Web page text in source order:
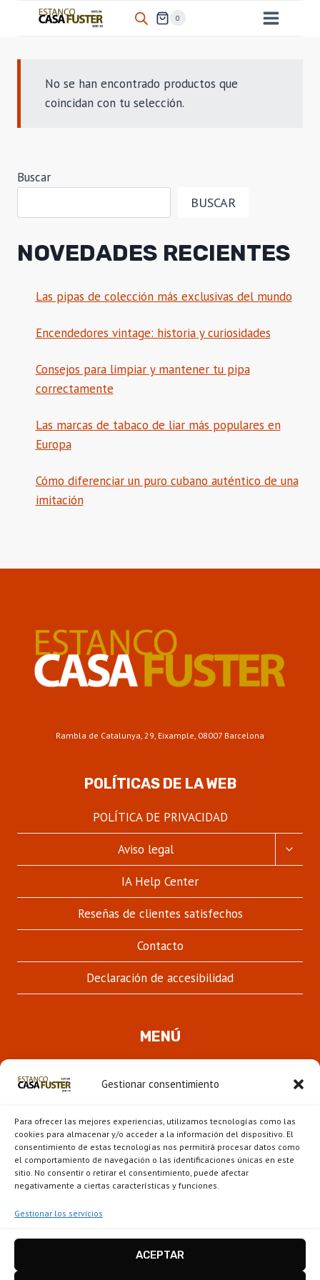
Gestionar consentimiento
Para ofrecer las mejores experiencias, utilizamos tecnologías como las
cookies para almacenar y/o acceder a la información del dispositivo. El
consentimiento de estas tecnologías nos permitirá procesar datos como
el comportamiento de navegación o las identificaciones únicas en este
sitio. No consentir o retirar el consentimiento, puede afectar
negativamente a ciertas características y funciones.
Gestionar los servicios
ACEPTAR
0
No se han encontrado productos que
coincidan con tu selección.
Buscar
BUSCAR
NOVEDADES RECIENTES
Las pipas de colección más exclusivas del mundo
Encendedores vintage: historia y curiosidades
Consejos para limpiar y mantener tu pipa
correctamente
Las marcas de tabaco de liar más populares en
Europa
Cómo diferenciar un puro cubano auténtico de una
imitación
Rambla de Catalunya, 29, Eixample, 08007 Barcelona
POLÍTICAS DE LA WEB
POLÍTICA DE PRIVACIDAD
Aviso legal
IA Help Center
Reseñas de clientes satisfechos
Contacto
Declaración de accesibilidad
MENÚ
HIJO
Novedades
Escaparate